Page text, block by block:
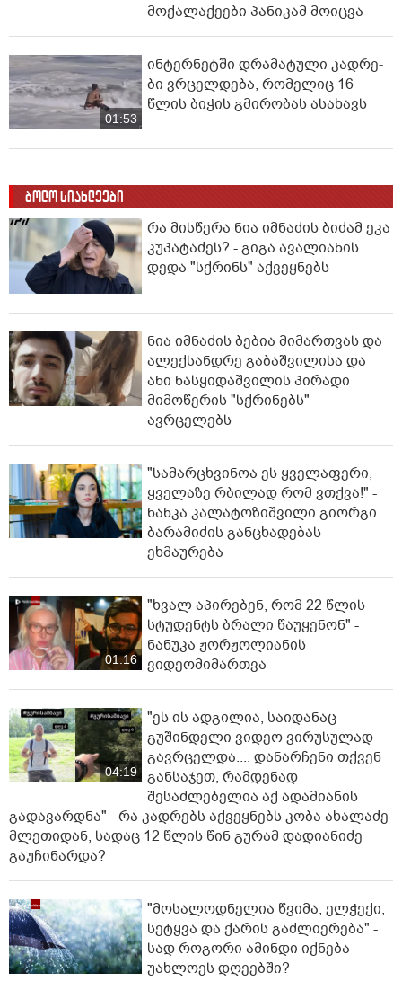
მოქალაქეები პანიკამ მოიცვა
01:53
ინ­ტერ­ნეტ­ში დრა­მა­ტუ­ლი კად­რე­
ბი ვრცელდება, რომელიც 16
წლის ბიჭის გმირობას ასახავს
ბოლო სიახლეები
რა მისწერა ნია იმნაძის ბიძამ ეკა
კუპატაძეს? - გიგა ავალიანის
დედა "სქრინს" აქვეყნებს
ნია იმნაძის ბებია მიმართვას და
ალექსანდრე გაბაშვილისა და
ანი ნასყიდაშვილის პირადი
მიმოწერის "სქრინებს"
ავრცელებს
"სა­მარ­ცხვი­ნოა ეს ყვე­ლა­ფე­რი,
ყვე­ლა­ზე რბი­ლად რომ ვთქვა!" -
ნანკა კალატოზიშვილი გიორგი
ბარამიძის განცხადებას
ეხმაურება
01:16
"ხვალ აპირებენ, რომ 22 წლის
სტუდენტს ბრალი წაუყენონ" -
ნანუკა ჟორჟოლიანის
ვიდეომიმართვა
04:19
"ეს ის ადგილია, საიდანაც
გუშინდელი ვიდეო ვირუსულად
გავრცელდა.... დანარჩენი თქვენ
განსაჯეთ, რამდენად
შესაძლებელია აქ ადამიანის
გადავარდნა" - რა კადრებს აქვეყნებს კობა ახალაძე
მლეთიდან, სადაც 12 წლის წინ გურამ დადიანიძე
გაუჩინარდა?
"მოსალოდნელია წვიმა, ელჭექი,
სეტყვა და ქარის გაძლიერება" -
სად როგორი ამინდი იქნება
უახლოეს დღეებში?